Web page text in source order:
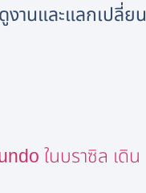
งานและแลกเปลี่ยน
ในบราซิล เดิน